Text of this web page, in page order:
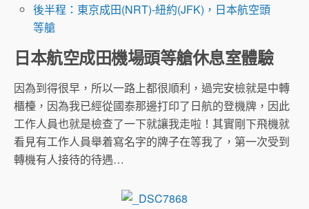
後半程：東京成田(NRT)-紐約(JFK)，日本航空頭
等艙
日本航空成田機場頭等艙休息室體驗
因為到得很早，所以一路上都很順利，過完安檢就是中轉
櫃檯，因為我已經從國泰那邊打印了日航的登機牌，因此
工作人員也就是檢查了一下就讓我走啦！其實剛下飛機就
看見有工作人員舉着寫名字的牌子在等我了，第一次受到
轉機有人接待的待遇…